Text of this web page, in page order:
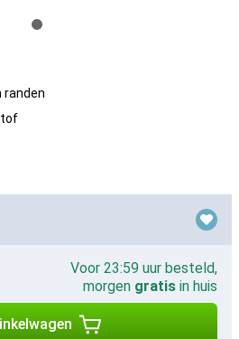
randen
Voor 23:59 uur besteld,
morgen gratis in huis